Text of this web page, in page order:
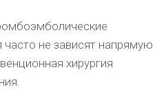
не зависят напрямую
хирургия